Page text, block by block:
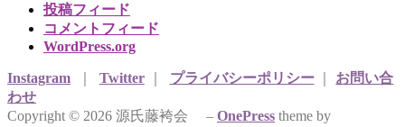
投稿フィード
コメントフィード
WordPress.org
Instagram Twitter プライバシーポリシー
お問い合
わせ
Copyright © 2026 源氏藤袴会 – OnePress theme by